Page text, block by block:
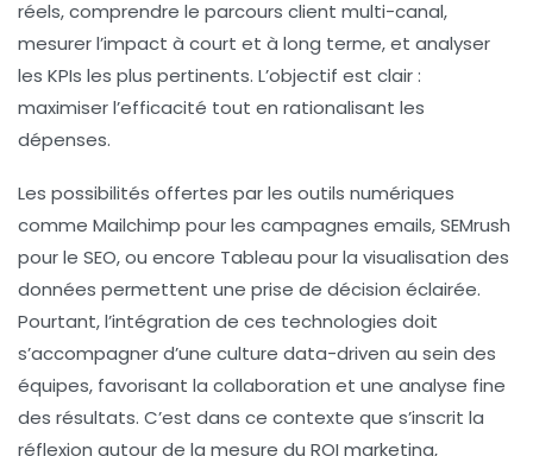
réels, comprendre le parcours client multi-canal,
mesurer l’impact à court et à long terme, et analyser
les KPIs les plus pertinents. L’objectif est clair :
maximiser l’efficacité tout en rationalisant les
dépenses.
Les possibilités offertes par les outils numériques
comme Mailchimp pour les campagnes emails, SEMrush
pour le SEO, ou encore Tableau pour la visualisation des
données permettent une prise de décision éclairée.
Pourtant, l’intégration de ces technologies doit
s’accompagner d’une culture data-driven au sein des
équipes, favorisant la collaboration et une analyse fine
des résultats. C’est dans ce contexte que s’inscrit la
réflexion autour de la mesure du ROI marketing,